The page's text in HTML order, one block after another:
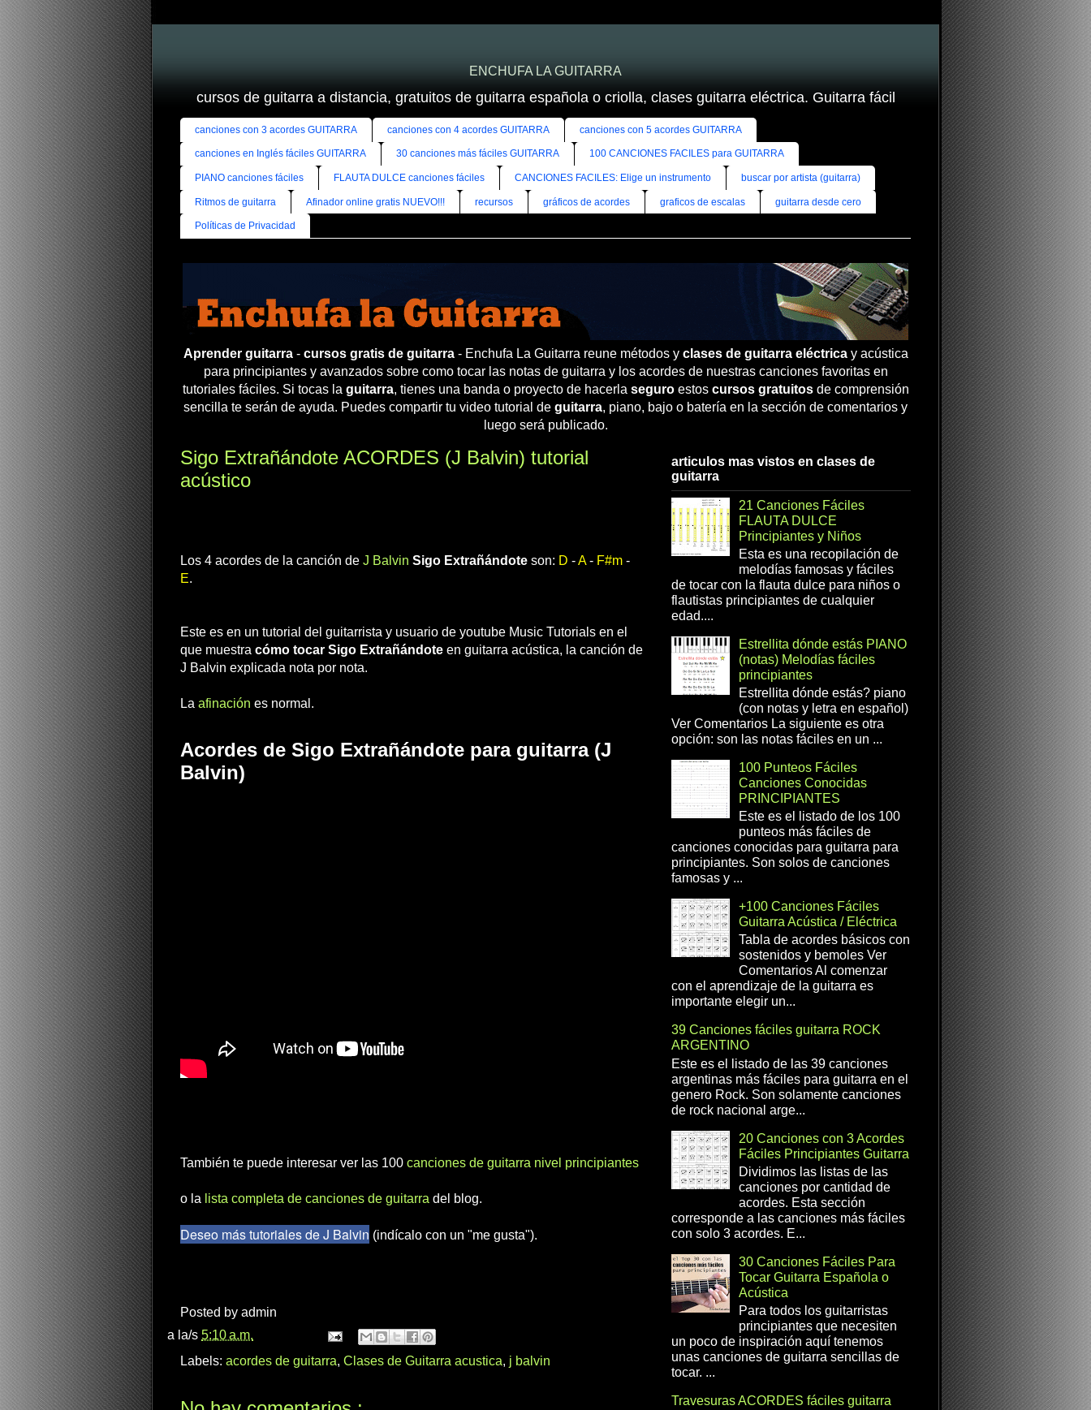
ENCHUFA LA GUITARRA
cursos de guitarra a distancia, gratuitos de guitarra española o criolla, clases guitarra eléctrica. Guitarra fácil
canciones con 3 acordes GUITARRA canciones con 4 acordes GUITARRA canciones con 5 acordes GUITARRA
canciones en Inglés fáciles GUITARRA 30 canciones más fáciles GUITARRA 100 CANCIONES FACILES para GUITARRA
PIANO canciones fáciles FLAUTA DULCE canciones fáciles CANCIONES FACILES: Elige un instrumento buscar por artista (guitarra)
Ritmos de guitarra Afinador online gratis NUEVO!!! recursos gráficos de acordes graficos de escalas guitarra desde cero
Políticas de Privacidad
Aprender guitarra- cursos gratis de guitarra- Enchufa La Guitarra reune métodos y clases de guitarra eléctricay acústica
para principiantes y avanzados sobre como tocar las notas de guitarra y los acordes de nuestras canciones favoritas en
tutoriales fáciles. Si tocas la guitarra, tienes una banda o proyecto de hacerla seguroestos cursos gratuitosde comprensión
sencilla te serán de ayuda. Puedes compartir tu video tutorial de guitarra, piano, bajo o batería en la sección de comentarios y
luego será publicado.
Sigo Extrañándote ACORDES (J Balvin) tutorial
acústico
Los 4 acordes de la canción de J Balvin Sigo Extrañándote son: D -A- F#m -
E.
Este es en un tutorial del guitarrista y usuario de youtube Music Tutorials en el
que muestra cómo tocar Sigo Extrañándote en guitarra acústica, la canción de
J Balvin explicada nota por nota.
La afinación es normal.
Acordes de Sigo Extrañándote para guitarra (J
Balvin)
También te puede interesar ver las 100 canciones de guitarra nivel principiantes
o la lista completa de canciones de guitarra del blog.
Deseo más tutoriales de J Balvin (indícalo con un "me gusta").
Posted by admin
a la/s 5:10 a.m.
Labels: acordes de guitarra, Clases de Guitarra acustica, j balvin
articulos mas vistos en clases de
guitarra
21 Canciones Fáciles
FLAUTA DULCE
Principiantes y Niños
Esta es una recopilación de
melodías famosas y fáciles
de tocar con la flauta dulce para niños o
flautistas principiantes de cualquier
edad....
Estrellita dónde estás PIANO
(notas) Melodías fáciles
principiantes
Estrellita dónde estás? piano
(con notas y letra en español)
Ver Comentarios La siguiente es otra
opción: son las notas fáciles en un ...
100 Punteos Fáciles
Canciones Conocidas
PRINCIPIANTES
Este es el listado de los 100
punteos más fáciles de
canciones conocidas para guitarra para
principiantes. Son solos de canciones
famosas y ...
+100 Canciones Fáciles
Guitarra Acústica / Eléctrica
Tabla de acordes básicos con
sostenidos y bemoles Ver
Comentarios Al comenzar
con el aprendizaje de la guitarra es
importante elegir un...
39 Canciones fáciles guitarra ROCK
ARGENTINO
Este es el listado de las 39 canciones
argentinas más fáciles para guitarra en el
genero Rock. Son solamente canciones
de rock nacional arge...
20 Canciones con 3 Acordes
Fáciles Principiantes Guitarra
Dividimos las listas de las
canciones por cantidad de
acordes. Esta sección
corresponde a las canciones más fáciles
con solo 3 acordes. E...
30 Canciones Fáciles Para
Tocar Guitarra Española o
Acústica
Para todos los guitarristas
principiantes que necesiten
un poco de inspiración aquí tenemos
unas canciones de guitarra sencillas de
tocar. ...
Travesuras ACORDES fáciles guitarra